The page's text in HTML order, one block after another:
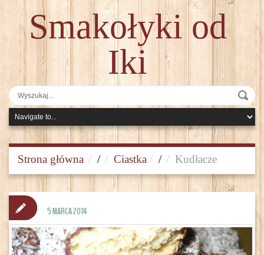
Smakołyki od
Iki
Strona główna / Ciastka / Kudłacze
5 MARCA 2014